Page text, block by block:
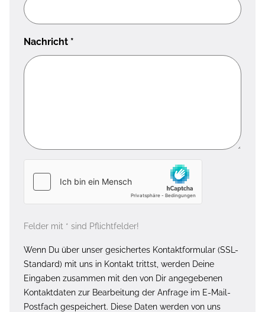
Nachricht *
Felder mit * sind Pflichtfelder!
Wenn Du über unser gesichertes Kontaktformular (SSL-
Standard) mit uns in Kontakt trittst, werden Deine
Eingaben zusammen mit den von Dir angegebenen
Kontaktdaten zur Bearbeitung der Anfrage im E-Mail-
Postfach gespeichert. Diese Daten werden von uns